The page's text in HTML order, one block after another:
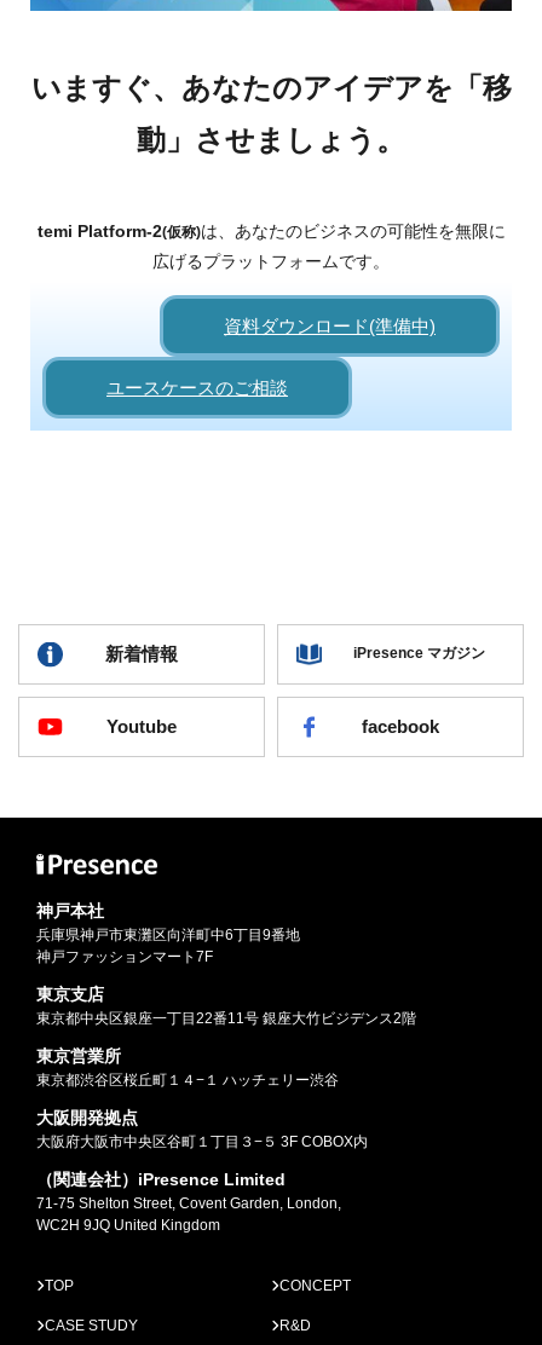
いますぐ、あなたのアイデアを「移
動」させましょう。
temi Platform-2(仮称)は、あなたのビジネスの可能性を無限に
広げるプラットフォームです。
まずは実現したいアイデアとご要望をお聞かせください。
資料ダウンロード(準備中)
ユースケースのご相談
新着情報 iPresence マガジン
Youtube facebook
神戸本社
兵庫県神戸市東灘区向洋町中6丁目9番地
神戸ファッションマート7F
東京支店
東京都中央区銀座一丁目22番11号 銀座大竹ビジデンス2階
東京営業所
東京都渋谷区桜丘町１４−１ ハッチェリー渋谷
大阪開発拠点
大阪府大阪市中央区谷町１丁目３−５ 3F COBOX内
（関連会社）iPresence Limited
71-75 Shelton Street, Covent Garden, London,
WC2H 9JQ United Kingdom
TOP CONCEPT
CASE STUDY R&D